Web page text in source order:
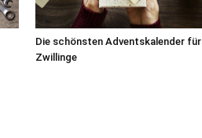
Die schönsten Adventskalender für
Zwillinge